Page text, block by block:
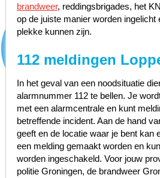
brandweer, reddingsbrigades, het
op de juiste manier worden ingelicht
plekke kunnen zijn.
112 meldingen
In het geval van een noodsituatie
alarmnummer 112 te bellen. Je
met een alarmcentrale en kunt
betreffende incident. Aan de hand
geeft en de locatie waar je bent kan
een melding gemaakt worden en
worden ingeschakeld. Voor jouw
politie Groningen, de brandweer